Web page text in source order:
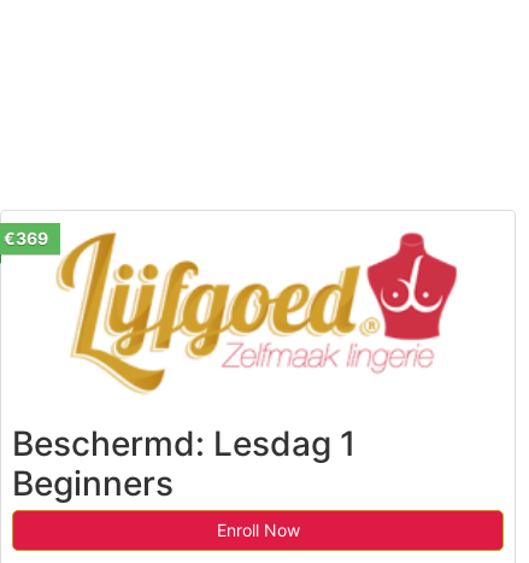
€369
Beschermd: Lesdag 1
Beginners
Enroll Now